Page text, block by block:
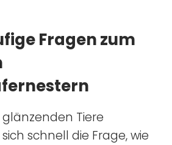
Fragen zum
Tiere
schnell die Frage, wie